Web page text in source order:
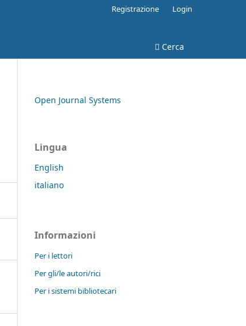
Cerca
Registrazione Login
Open Journal Systems
Lingua
English
italiano
Informazioni
Per i lettori
Per gli/le autori/rici
Per i sistemi bibliotecari